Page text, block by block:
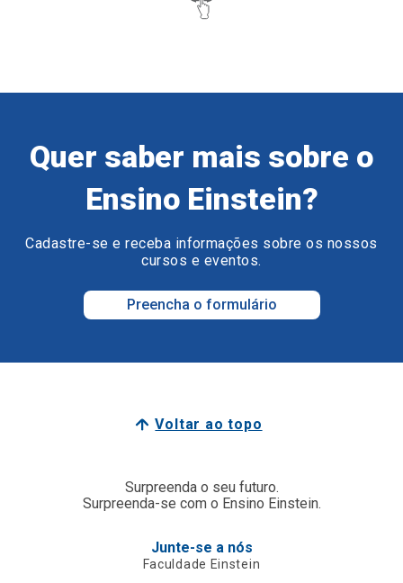
Quer saber mais sobre o
Ensino Einstein?
Cadastre-se e receba informações sobre os nossos
cursos e eventos.
Preencha o formulário
Voltar ao topo
Surpreenda o seu futuro.
Surpreenda-se com o Ensino Einstein.
Junte-se a nós
Faculdade Einstein